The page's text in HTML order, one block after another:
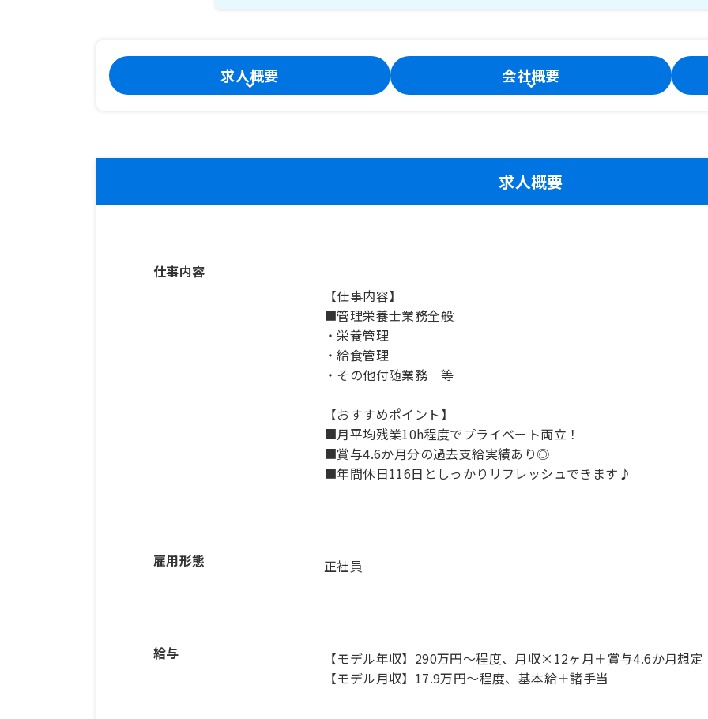
求人概要 会社概要
求人概要
仕事内容
【仕事内容】
■管理栄養士業務全般
・栄養管理
・給食管理
・その他付随業務 等
【おすすめポイント】
■月平均残業10h程度でプライベート両立！
■賞与4.6か月分の過去支給実績あり◎
■年間休日116日としっかりリフレッシュできます♪
雇用形態 正社員
給与
【モデル年収】290万円〜程度、月収×12ヶ月＋賞与4.6か月想定
【モデル月収】17.9万円〜程度、基本給＋諸手当